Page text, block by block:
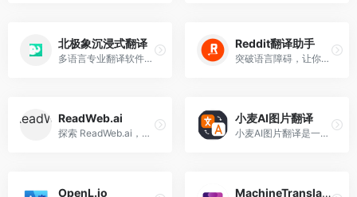
北极象沉浸式翻译
多语言专业翻译软件，旨在为用户提供高效、准确的翻译服务
Reddit翻译助手
突破语言障碍，让你用中文在Reddit上畅聊，轻松融入国际社区。一键翻译帖子内容和评论，支持中文写评论自动转英文。
ReadWeb.ai
探索 ReadWeb.ai，获得 10 种语言的快速、免费网站翻译，并进行方便的双语比较。
小麦AI图片翻译
小麦AI图片翻译是一款基于本地AI模型的高效图片翻译工具，旨在为用户提供快速、精准且免费的图片翻译服务。
OpenL.io MachineTranslation.com